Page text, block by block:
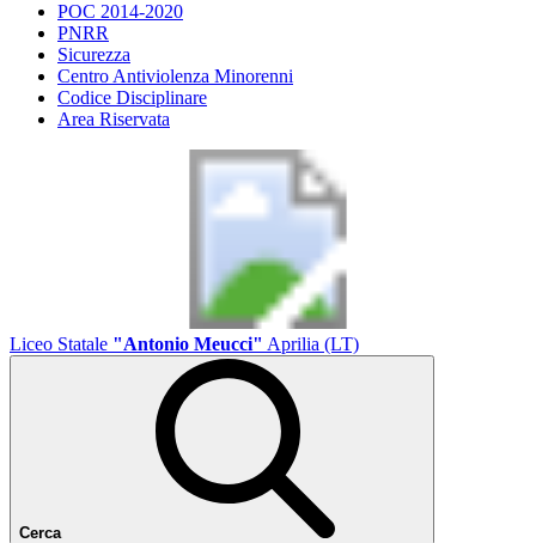
POC 2014-2020
PNRR
Sicurezza
Centro Antiviolenza Minorenni
Codice Disciplinare
Area Riservata
Liceo Statale "Antonio Meucci" Aprilia (LT)
Cerca